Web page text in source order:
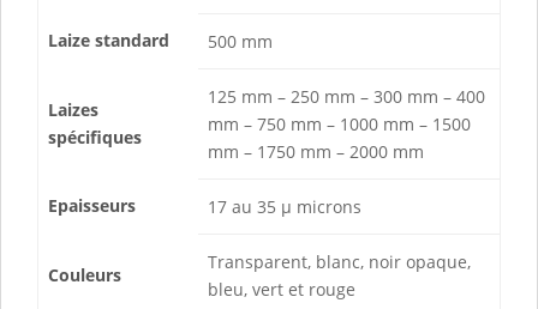
Laize standard 500 mm
Laizes
spécifiques
125 mm – 250 mm – 300 mm – 400
mm – 750 mm – 1000 mm – 1500
mm – 1750 mm – 2000 mm
Epaisseurs 17 au 35 µ microns
Couleurs
Transparent, blanc, noir opaque,
bleu, vert et rouge